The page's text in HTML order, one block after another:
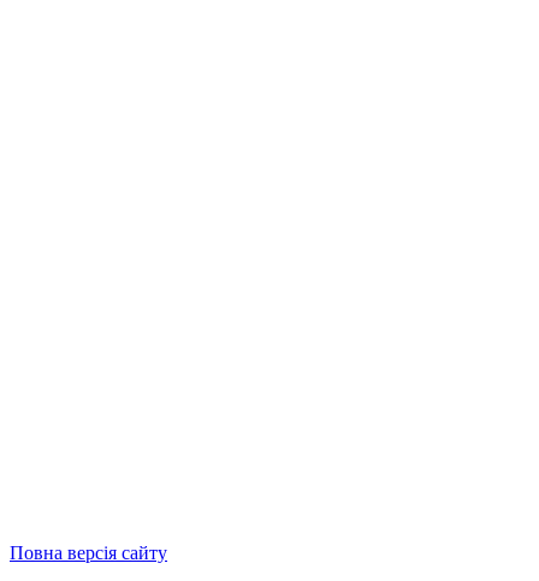
Повна версія сайту